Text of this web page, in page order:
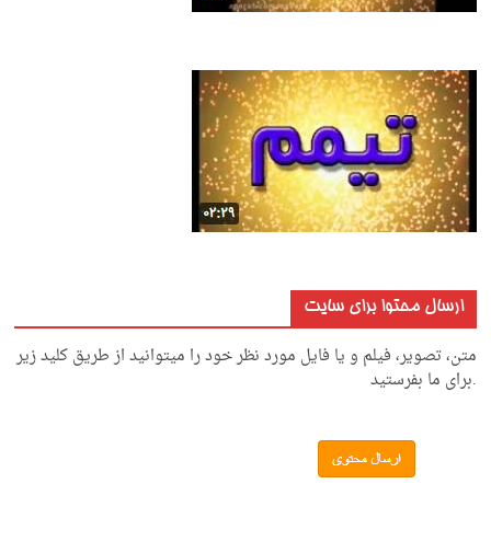
ارسال محتوا برای سایت
متن، تصویر، فیلم و یا فایل مورد نظر خود را میتوانید از طریق کلید زیر
.برای ما بفرستید